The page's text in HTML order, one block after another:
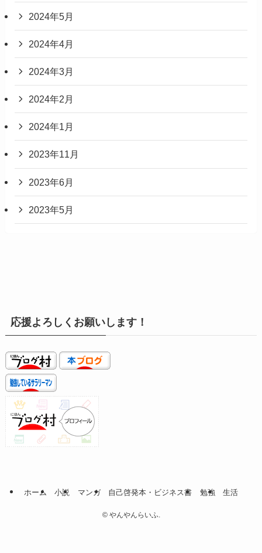
2024年5月
2024年4月
2024年3月
2024年2月
2024年1月
2023年11月
2023年6月
2023年5月
応援よろしくお願いします！
ホーム 小説 マンガ 自己啓発本・ビジネス書 勉強 生活
©やんやんらいふ.